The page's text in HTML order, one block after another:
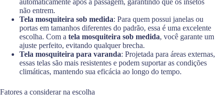
não entrem.
Tela mosquiteira sob medida: Para quem possui janelas ou
portas em tamanhos diferentes do padrão, essa é uma excelente
escolha. Com a tela mosquiteira sob medida, você garante um
ajuste perfeito, evitando qualquer brecha.
Tela mosquiteira para varanda: Projetada para áreas externas,
essas telas são mais resistentes e podem suportar as condições
climáticas, mantendo sua eficácia ao longo do tempo.
Fatores a considerar na escolha